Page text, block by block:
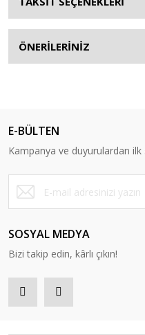
ÖNERİLERİNİZ
E-BÜLTEN
Kampanya ve duyurulardan
SOSYAL MEDYA
Bizi takip edin, kârlı çıkın!